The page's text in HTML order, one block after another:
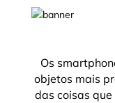
Os
objetos mais
das coisas